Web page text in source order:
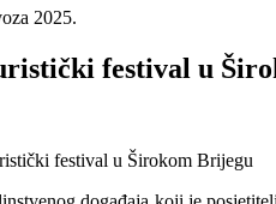
2025.
festival u